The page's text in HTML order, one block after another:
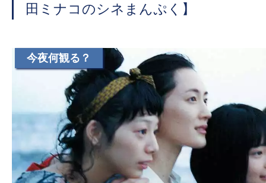
田ミナコのシネまんぷく】
今夜何観る？